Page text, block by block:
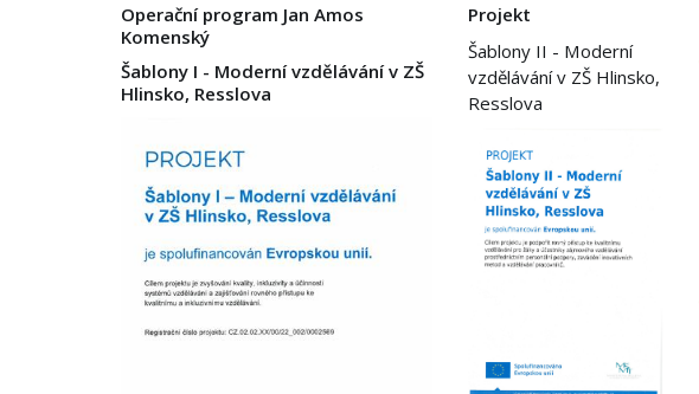
Operační program Jan Amos
Komenský
Šablony I - Moderní vzdělávání v ZŠ
Hlinsko, Resslova
Projekt
Šablony II - Moderní
vzdělávání v ZŠ Hlinsko,
Resslova